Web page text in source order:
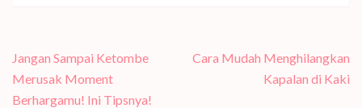
Navigasi
pos
Jangan Sampai Ketombe
Merusak Moment
Berhargamu! Ini Tipsnya!
Cara Mudah Menghilangkan
Kapalan di Kaki